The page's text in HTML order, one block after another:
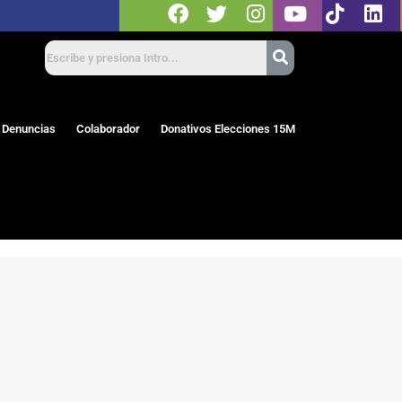
Colaborador Donativos Elecciones 15M